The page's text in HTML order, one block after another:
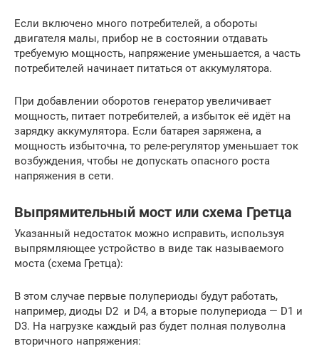
Если включено много потребителей, а обороты
двигателя малы, прибор не в состоянии отдавать
требуемую мощность, напряжение уменьшается, а часть
потребителей начинает питаться от аккумулятора.
При добавлении оборотов генератор увеличивает
мощность, питает потребителей, а избыток её идёт на
зарядку аккумулятора. Если батарея заряжена, а
мощность избыточна, то реле-регулятор уменьшает ток
возбуждения, чтобы не допускать опасного роста
напряжения в сети.
Выпрямительный мост или схема Гретца
Указанный недостаток можно исправить, используя
выпрямляющее устройство в виде так называемого
моста (схема Гретца):
В этом случае первые полупериоды будут работать,
например, диоды D2 и D4, а вторые полупериода — D1 и
D3. На нагрузке каждый раз будет полная полуволна
вторичного напряжения: